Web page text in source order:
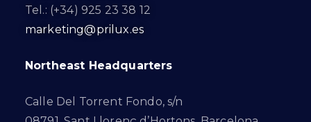
Tel.: (+34) 925 23 38 12
marketing@prilux.es
Northeast Headquarters
Calle Del Torrent Fondo, s/n